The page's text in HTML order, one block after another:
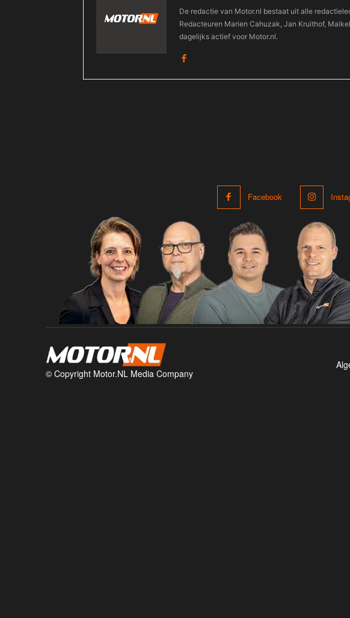
De redactie van Motor.nl bestaat uit alle
Redacteuren Marien Cahuzak, Jan Kruithof,
dagelijks actief voor Motor.nl.
Facebook
© Copyright Motor.NL Media Company